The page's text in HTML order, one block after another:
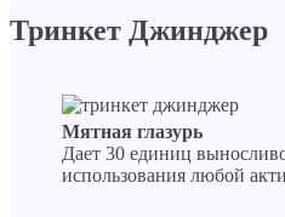
Тринкет Джинджер
Мятная глазурь
Дает 30 единиц
использования любой